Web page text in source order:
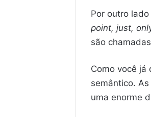
Por outro
point, just,
são
Como você já
semântico. As
uma enorme